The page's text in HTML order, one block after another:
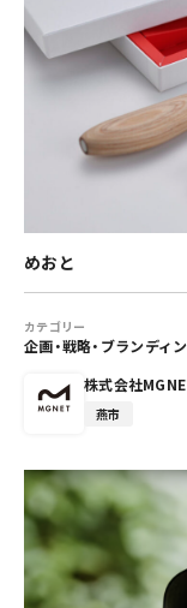
めおと
カテゴリー
企画・戦略・ブランディ
株式会社
燕市